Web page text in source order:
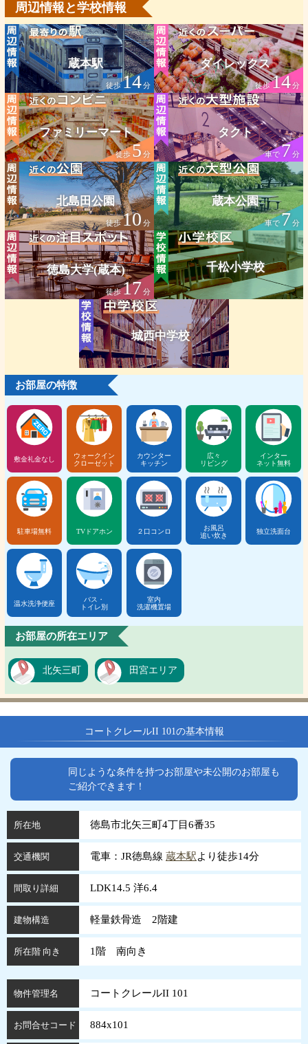
周辺情報と学校情報
蔵本駅
徒歩14分
ダイレックス
徒歩14分
ファミリーマート
徒歩5分
タクト
車で7分
北島田公園
徒歩10 分
蔵本公園
車で7分
徳島大学(蔵本)
徒歩17分
千松小学校
城西中学校
お部屋の特徴
敷金礼金なし
ウォークイン
クローゼット
カウンター
キッチン
広々
リビング
インター
ネット無料
駐車場無料 TVドアホン ２口コンロ
お風呂
追い炊き
独立洗面台
温水洗浄便座
バス・
トイレ別
室内
洗濯機置場
お部屋の所在エリア
北矢三町 田宮エリア
コートクレールII 101の基本情報
同じような条件を持つお部屋や未公開のお部屋も
ご紹介できます！
所在地 徳島市北矢三町4丁目6番35
交通機関 電車：JR徳島線 蔵本駅より徒歩14分
間取り詳細 LDK14.5 洋6.4
建物構造 軽量鉄骨造 2階建
所在階 向き 1階 南向き
物件管理名 コートクレールII 101
お問合せコード 884x101